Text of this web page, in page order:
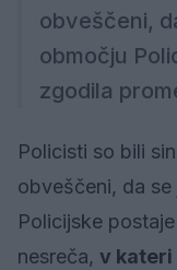
obveščeni,
območju
zgodila
Policisti so bili
obveščeni, da
Policijske
nesreča, v kateri